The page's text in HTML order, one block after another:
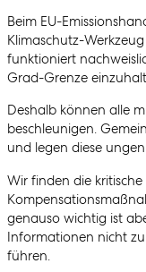
Beim EU-
Klimaschutz-
funktioniert
Grad-Grenze
Deshalb können alle
beschleunigen.
und legen diese
Wir finden die
genauso wichtig ist
Informationen nicht
führen.